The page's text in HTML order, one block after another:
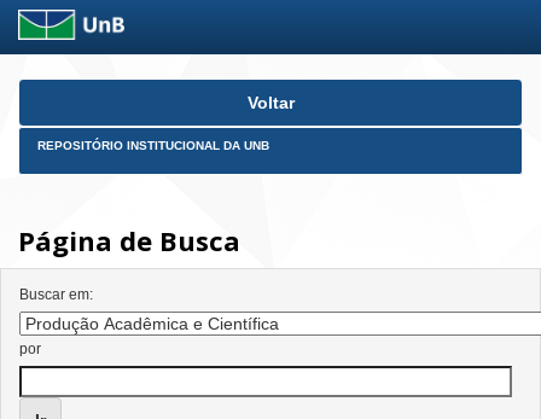
Skip
Voltar
REPOSITÓRIO INSTITUCIONAL DA UNB
Página de Busca
Buscar em:
por